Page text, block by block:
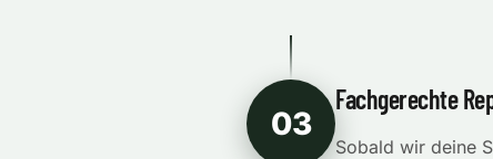
03
Fachgerechte
Sobald wir deine